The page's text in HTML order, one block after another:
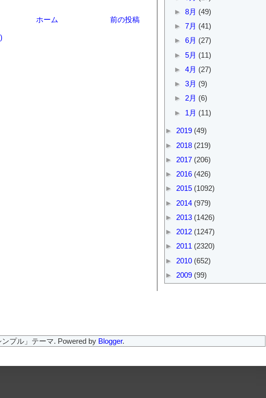
前の投稿
ホーム
► 8月 (49)
► 7月 (41)
► 6月 (27)
► 5月 (11)
► 4月 (27)
► 3月 (9)
► 2月 (6)
► 1月 (11)
► 2019 (49)
► 2018 (219)
► 2017 (206)
► 2016 (426)
► 2015 (1092)
► 2014 (979)
► 2013 (1426)
► 2012 (1247)
► 2011 (2320)
► 2010 (652)
► 2009 (99)
ンプル」テーマ. Powered by Blogger.